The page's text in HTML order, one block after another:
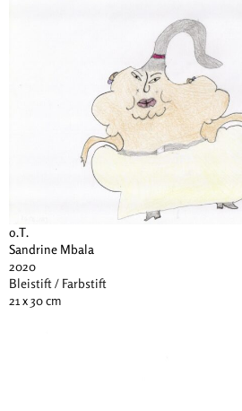
o.T.
Sandrine Mbala
2020
Bleistift / Farbstift
21 x 30 cm